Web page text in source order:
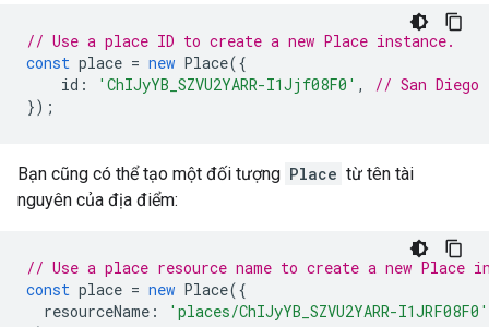
// Use a place ID to create a new Place instance.
const place = new Place({
id : 'ChIJyYB_SZVU2YARR-I1Jjf08F0' ,
// San Diego
});
Bạn cũng có thể tạo một đối tượng Place từ tên tài
nguyên của địa điểm:
// Use a place resource name to create a new Place
const place = new Place({
resourceName :
'places/ChIJyYB_SZVU2YARR-I1JRF08F0'